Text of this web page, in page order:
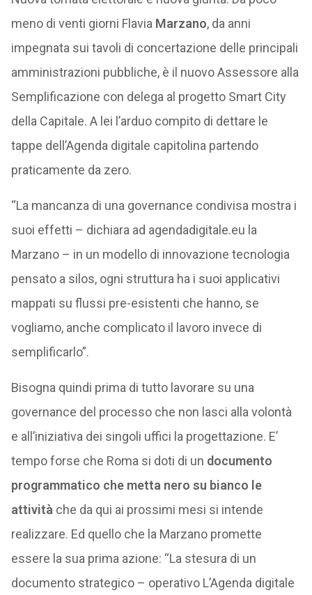
meno di venti giorni Flavia Marzano, da anni
impegnata sui tavoli di concertazione delle principali
amministrazioni pubbliche, è il nuovo Assessore alla
Semplificazione con delega al progetto Smart City
della Capitale. A lei l’arduo compito di dettare le
tappe dell’Agenda digitale capitolina partendo
praticamente da zero.
“La mancanza di una governance condivisa mostra i
suoi effetti – dichiara ad agendadigitale.eu la
Marzano – in un modello di innovazione tecnologia
pensato a silos, ogni struttura ha i suoi applicativi
mappati su flussi pre-esistenti che hanno, se
vogliamo, anche complicato il lavoro invece di
semplificarlo”.
Bisogna quindi prima di tutto lavorare su una
governance del processo che non lasci alla volontà
e all’iniziativa dei singoli uffici la progettazione. E’
tempo forse che Roma si doti di un documento
programmatico che metta nero su bianco le
attività che da qui ai prossimi mesi si intende
realizzare. Ed quello che la Marzano promette
essere la sua prima azione: “La stesura di un
documento strategico – operativo L’Agenda digitale